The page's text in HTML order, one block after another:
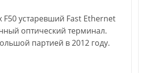
F50 устаревший Fast Ethernet
оптический терминал.
партией в 2012 году.